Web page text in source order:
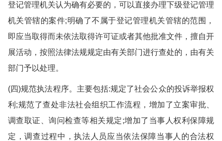
登记管理机关认为确有必要的，可以直接办理下级登记管理
机关管辖的案件;明确了不属于登记管理机关管辖的范围，
即应当取得而未依法取得许可证或者其他批准文件，擅自开
展活动，按照法律法规规定由有关部门进行查处的，由有关
部门予以处理。
(四)规范执法程序。主要包括:规定了社会公众的投诉举报权
利;规范了查处非法社会组织工作流程，增加了立案审批、
调查取证、询问检查等相关规定;增加了当事人权利保障规
定，调查过程中，执法人员应当依法保障当事人的合法权